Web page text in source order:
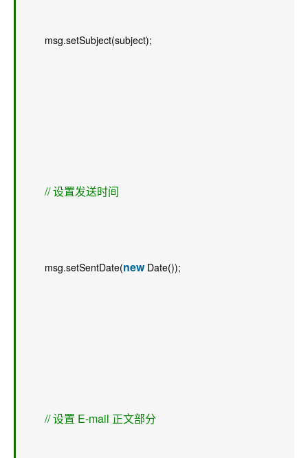
msg.setSubject(subject);
// 设置发送时间
msg.setSentDate(new Date());
// 设置 E-mail 正文部分